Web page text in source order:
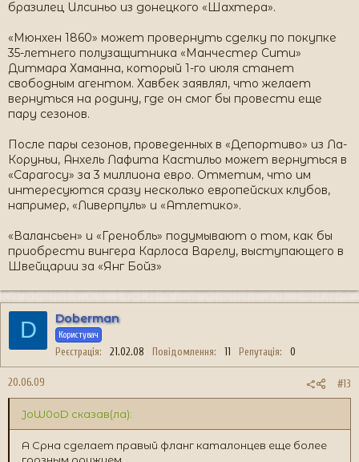
бразилец Илсиньо из донецкого «Шахтера».
«Мюнхен 1860» может провернуть сделку по покупке
35-летнего полузащитника «Манчестер Сити»
Дитмара Хаманна, который 1-го июля станет
свободным агентом. Хавбек заявлял, что желает
вернуться на родину, где он смог бы провести еще
пару сезонов.
После пары сезонов, проведенных в «Депортиво» из Ла-
Коруньи, Анхель Лафита Кастильо может вернуться в
«Сарагосу» за 3 миллиона евро. Отметим, что им
интересуются сразу несколько европейских клубов,
например, «Ливерпуль» и «Атлетико».
«Валансьен» и «Гренобль» подумывают о том, как бы
приобрести вингера Карлоса Варелу, выступающего в
Швейцарии за «Янг Бойз»
D Doberman
Користувач
Реєстрація 21.02.08 Повідомлення 11 Репутація 0
20.06.09 #13
JoW0oD сказав(ла):
А Срна сделает правый фланг каталонцев еще более
грозным оружием.